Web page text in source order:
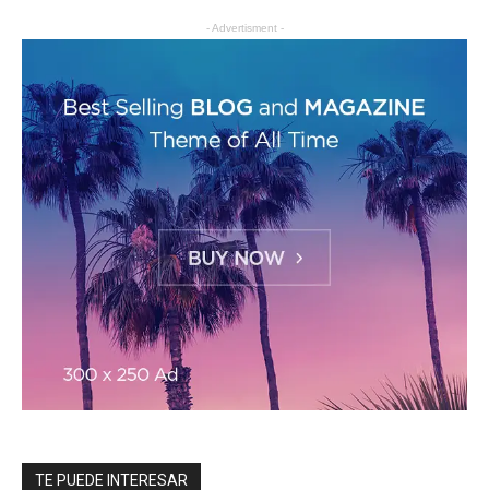
- Advertisment -
TE PUEDE INTERESAR